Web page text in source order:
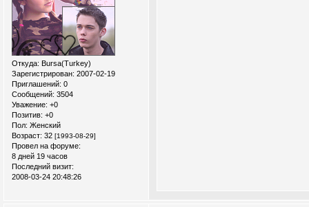
Откуда: Bursa(Turkey)
Зарегистрирован: 2007-02-19
Приглашений: 0
Сообщений: 3504
Уважение: +0
Позитив: +0
Пол: Женский
Возраст: 32 [1993-08-29]
Провел на форуме:
8 дней 19 часов
Последний визит:
2008-03-24 20:48:26